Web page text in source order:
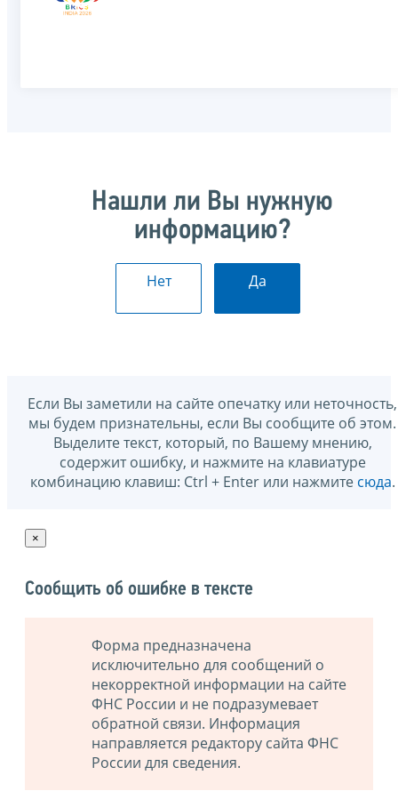
Нашли ли Вы нужную
информацию?
Нет Да
Если Вы заметили на сайте опечатку или неточность,
мы будем признательны, если Вы сообщите об этом.
Выделите текст, который, по Вашему мнению,
содержит ошибку, и нажмите на клавиатуре
комбинацию клавиш: Ctrl + Enter или нажмите сюда.
×
Сообщить об ошибке в тексте
Форма предназначена
исключительно для сообщений о
некорректной информации на сайте
ФНС России и не подразумевает
обратной связи. Информация
направляется редактору сайта ФНС
России для сведения.